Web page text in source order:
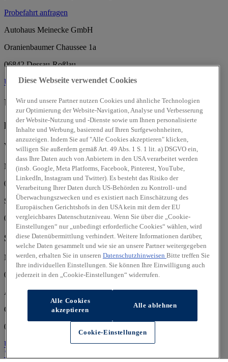
Probefahrt anfragen
Autohaus Meinecke GmbH
Oranienbaumer Chaussee 1a
06842 Dessau-Roßlau
Über unsÜber uns
Unsere Öffnungszeiten:
heute von 07:00 bis 18:00
Verkauf
Mo, Di, Mi, Do, Fr:
09:00 - 18:00 Uhr
Sa:
09:00 - 13:00 Uhr
Service
Mo, Di, Mi, Do, Fr:
07:00 - 17:00 Uhr
Autohaus Meinecke GmbH
Oranienbaumer Chaussee 1a
06842 Dessau-Roßlau
Über uns
Diese Webseite verwendet Cookies
Wir und unsere Partner nutzen Cookies und ähnliche Technologien
zur Optimierung der Website-Navigation, Analyse und Verbesserung
der Website-Nutzung und -Dienste sowie um Ihnen personalisierte
Inhalte und Werbung, basierend auf Ihren Surfgewohnheiten,
anzuzeigen. Indem Sie auf "Alle Cookies akzeptieren" klicken,
willigen Sie außerdem gemäß Art. 49 Abs. 1 S. 1 lit. a) DSGVO ein,
dass Ihre Daten auch von Anbietern in den USA verarbeitet werden
(insb. Google, Meta Platforms, Facebook, Pinterest, YouTube,
LinkedIn, Instagram und Twitter). Es besteht das Risiko der
Verarbeitung Ihrer Daten durch US-Behörden zu Kontroll- und
Überwachungszwecken und es existiert nach Einschätzung des
Europäischen Gerichtshofs in den USA kein mit dem der EU
vergleichbares Datenschutzniveau. Wenn Sie über die „Cookie-
Einstellungen“ nur „unbedingt erforderliche Cookies“ wählen, wird
diese Datenübermittlung verhindert. Weitere Informationen darüber,
welche Daten gesammelt und wie sie an unsere Partner weitergegeben
werden, erhalten Sie in unseren Datenschutzhinweisen Bitte treffen Sie
Ihre individuellen Einstellungen. Sie können Ihre Einwilligung auch
jederzeit in den „Cookie-Einstellungen“ widerrufen.
Alle Cookies
akzeptieren
Alle ablehnen
Cookie-Einstellungen